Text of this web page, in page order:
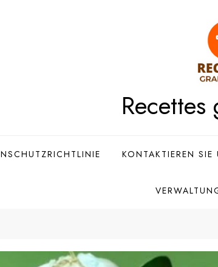
KONTAKTIEREN SIE